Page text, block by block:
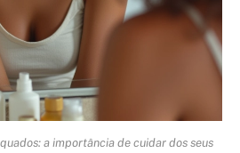
a importância de cuidar dos seus